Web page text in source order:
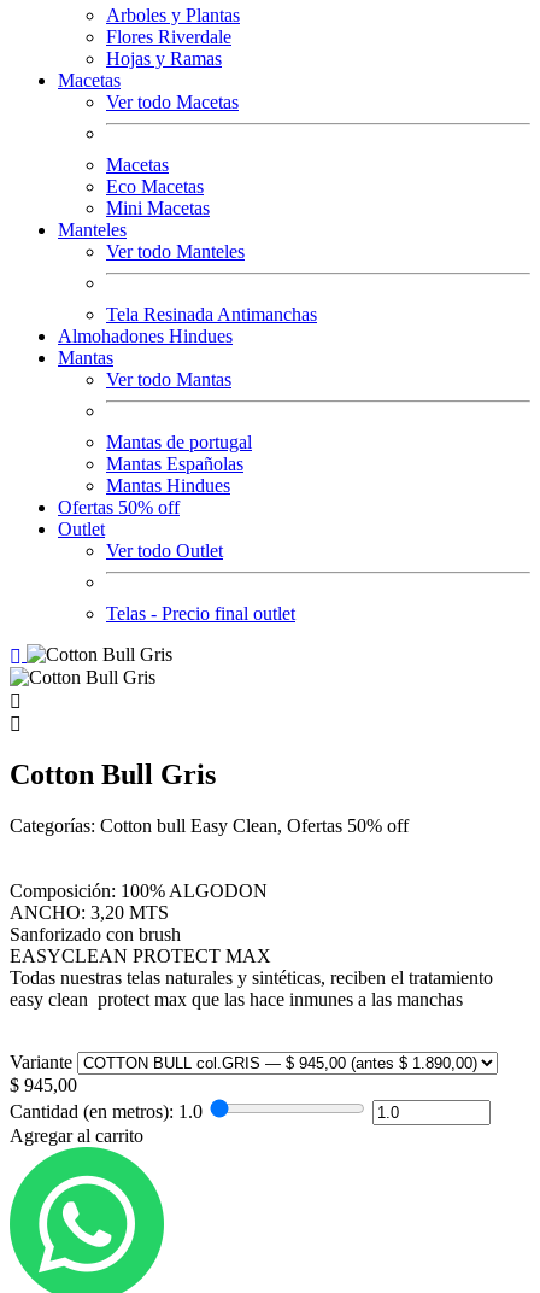
Arboles y Plantas
Flores Riverdale
Hojas y Ramas
Macetas
Ver todo Macetas
Macetas
Eco Macetas
Mini Macetas
Manteles
Ver todo Manteles
Tela Resinada Antimanchas
Almohadones Hindues
Mantas
Ver todo Mantas
Mantas de portugal
Mantas Españolas
Mantas Hindues
Ofertas 50% off
Outlet
Ver todo Outlet
Telas - Precio final outlet
Cotton Bull Gris
Categorías: Cotton bull Easy Clean, Ofertas 50% off
Composición: 100% ALGODON
ANCHO: 3,20 MTS
Sanforizado con brush
EASYCLEAN PROTECT MAX
Todas nuestras telas naturales y sintéticas, reciben el tratamiento
easy clean protect max que las hace inmunes a las manchas
Variante
$ 945,00
Cantidad (en metros): 1.0
Agregar al carrito